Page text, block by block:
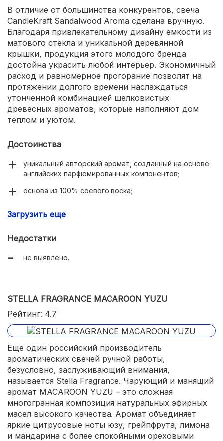
В отличие от большинства конкурентов, свеча
CandleKraft Sandalwood Aroma сделана вручную.
Благодаря привлекательному дизайну емкости из
матового стекла и уникальной деревянной
крышки, продукция этого молодого бренда
достойна украсить любой интерьер. Экономичный
расход и равномерное прогорание позволят на
протяжении долгого времени наслаждаться
утонченной комбинацией шелковистых
древесных ароматов, которые наполняют дом
теплом и уютом.
Достоинства
уникальный авторский аромат, созданный на основе
английских парфюмированных компонентов;
основа из 100% соевого воска;
безопасность для здоровья и окружающей среды;
доступная цена для продукции премиум-сегмента;
Загрузить еще
Недостатки
не выявлено.
STELLA FRAGRANCE MACAROON YUZU
Рейтинг: 4.7
Еще один российский производитель
ароматических свечей ручной работы,
безусловно, заслуживающий внимания,
называется Stella Fragrance. Чарующий и манящий
аромат MACAROON YUZU – это сложная
многогранная композиция натуральных эфирных
масел высокого качества. Аромат объединяет
яркие цитрусовые ноты юзу, грейпфрута, лимона
и мандарина с более спокойными ореховыми